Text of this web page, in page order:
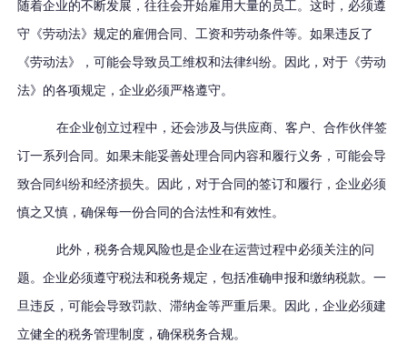
随着企业的不断发展，往往会开始雇用大量的员工。这时，必须遵
守《劳动法》规定的雇佣合同、工资和劳动条件等。如果违反了
《劳动法》，可能会导致员工维权和法律纠纷。因此，对于《劳动
法》的各项规定，企业必须严格遵守。
在企业创立过程中，还会涉及与供应商、客户、合作伙伴签
订一系列合同。如果未能妥善处理合同内容和履行义务，可能会导
致合同纠纷和经济损失。因此，对于合同的签订和履行，企业必须
慎之又慎，确保每一份合同的合法性和有效性。
此外，税务合规风险也是企业在运营过程中必须关注的问
题。企业必须遵守税法和税务规定，包括准确申报和缴纳税款。一
旦违反，可能会导致罚款、滞纳金等严重后果。因此，企业必须建
立健全的税务管理制度，确保税务合规。